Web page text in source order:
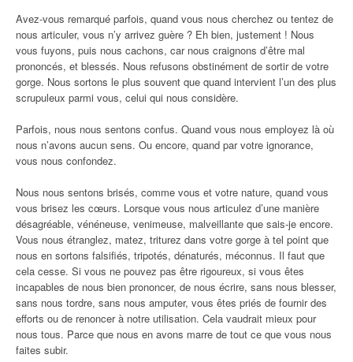
Avez-vous remarqué parfois, quand vous nous cherchez ou tentez de
nous articuler, vous n’y arrivez guère ? Eh bien, justement ! Nous
vous fuyons, puis nous cachons, car nous craignons d’être mal
prononcés, et blessés. Nous refusons obstinément de sortir de votre
gorge. Nous sortons le plus souvent que quand intervient l’un des plus
scrupuleux parmi vous, celui qui nous considère.
Parfois, nous nous sentons confus. Quand vous nous employez là où
nous n’avons aucun sens. Ou encore, quand par votre ignorance,
vous nous confondez.
Nous nous sentons brisés, comme vous et votre nature, quand vous
vous brisez les cœurs. Lorsque vous nous articulez d’une manière
désagréable, vénéneuse, venimeuse, malveillante que sais-je encore.
Vous nous étranglez, matez, triturez dans votre gorge à tel point que
nous en sortons falsifiés, tripotés, dénaturés, méconnus. Il faut que
cela cesse. Si vous ne pouvez pas être rigoureux, si vous êtes
incapables de nous bien prononcer, de nous écrire, sans nous blesser,
sans nous tordre, sans nous amputer, vous êtes priés de fournir des
efforts ou de renoncer à notre utilisation. Cela vaudrait mieux pour
nous tous. Parce que nous en avons marre de tout ce que vous nous
faites subir.